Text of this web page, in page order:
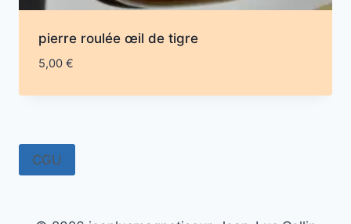
pierre roulée œil de tigre
5,00 €
CGU